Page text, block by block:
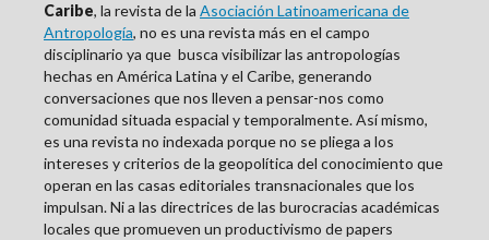
Caribe, la revista de la Asociación Latinoamericana de
Antropología, no es una revista más en el campo
disciplinario ya que busca visibilizar las antropologías
hechas en América Latina y el Caribe, generando
conversaciones que nos lleven a pensar-nos como
comunidad situada espacial y temporalmente. Así mismo,
es una revista no indexada porque no se pliega a los
intereses y criterios de la geopolítica del conocimiento que
operan en las casas editoriales transnacionales que los
impulsan. Ni a las directrices de las burocracias académicas
locales que promueven un productivismo de papers